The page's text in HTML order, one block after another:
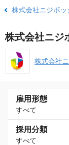
株式会社ニジボ
株式会社ニジ
株式会社
雇用形態
すべて
採用分類
すべて